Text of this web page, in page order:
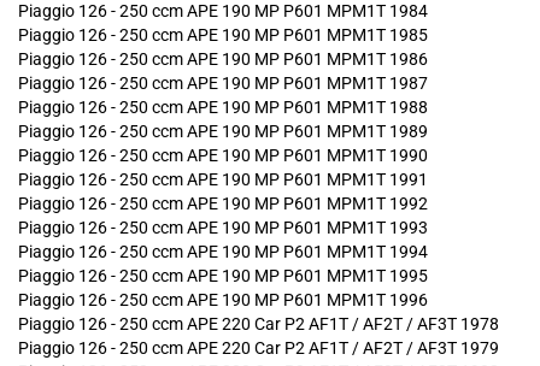
Piaggio 126 - 250 ccm APE 190 MP P601 MPM1T 1984
Piaggio 126 - 250 ccm APE 190 MP P601 MPM1T 1985
Piaggio 126 - 250 ccm APE 190 MP P601 MPM1T 1986
Piaggio 126 - 250 ccm APE 190 MP P601 MPM1T 1987
Piaggio 126 - 250 ccm APE 190 MP P601 MPM1T 1988
Piaggio 126 - 250 ccm APE 190 MP P601 MPM1T 1989
Piaggio 126 - 250 ccm APE 190 MP P601 MPM1T 1990
Piaggio 126 - 250 ccm APE 190 MP P601 MPM1T 1991
Piaggio 126 - 250 ccm APE 190 MP P601 MPM1T 1992
Piaggio 126 - 250 ccm APE 190 MP P601 MPM1T 1993
Piaggio 126 - 250 ccm APE 190 MP P601 MPM1T 1994
Piaggio 126 - 250 ccm APE 190 MP P601 MPM1T 1995
Piaggio 126 - 250 ccm APE 190 MP P601 MPM1T 1996
Piaggio 126 - 250 ccm APE 220 Car P2 AF1T / AF2T / AF3T 1978
Piaggio 126 - 250 ccm APE 220 Car P2 AF1T / AF2T / AF3T 1979